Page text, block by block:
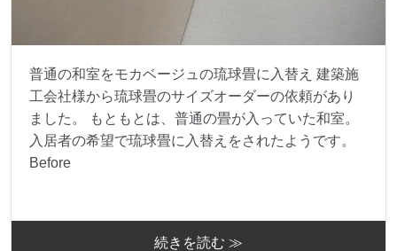
普通の和室をモカベージュの琉球畳に入替え 建築施
工会社様から琉球畳のサイズオーダーの依頼があり
ました。 もともとは、普通の畳が入っていた和室。
入居者の希望で琉球畳に入替えをされたようです。
Before
続きを読む ≫